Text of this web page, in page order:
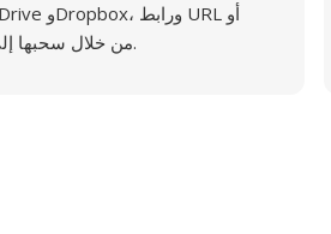
من خلال سحبها إلى الصفحة.